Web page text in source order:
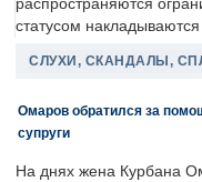
распространяются
статусом
СЛУХИ, СКАНДАЛЫ,
Омаров обратился за
супруги
На днях жена Курбана